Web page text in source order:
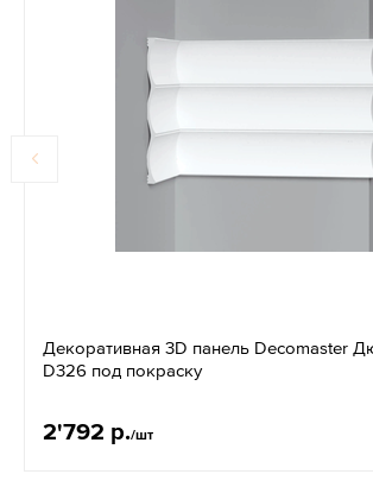
Декоративная 3D панель Decomaster
D326 под покраску
2'792 р./шт